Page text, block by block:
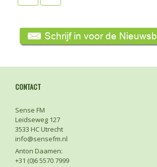
CONTACT
Sense FM
Leidseweg 127
3533 HC Utrecht
info@sensefm.nl
Anton Daamen:
+31 (0)6 5570 7999